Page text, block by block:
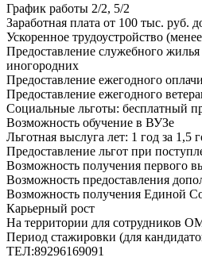
График работы 2/2, 5/2
Заработная плата от 100 тыс. руб.
Ускоренное трудоустройство
Предоставление служебного
иногородних
Предоставление ежегодного
Предоставление ежегодного
Социальные льготы: бесплатный
Возможность обучение в ВУЗе
Льготная выслуга лет: 1 год за
Предоставление льгот при
Возможность получения первого
Возможность предоставления
Возможность получения Единой
Карьерный рост
На территории для сотрудников
Период стажировки (для
ТЕЛ:89296169091